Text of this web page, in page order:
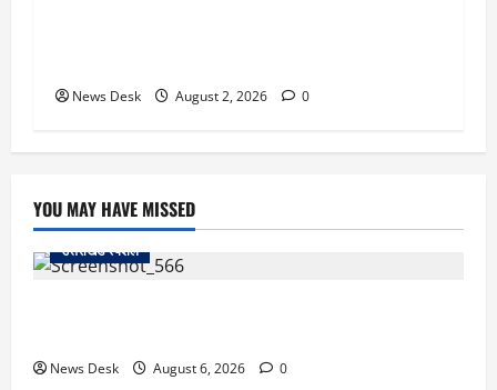
News Desk August 2, 2026 0
YOU MAY HAVE MISSED
उत्तराखंड स्पेशल
News Desk August 6, 2026
0